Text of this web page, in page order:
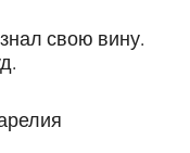
свою вину.